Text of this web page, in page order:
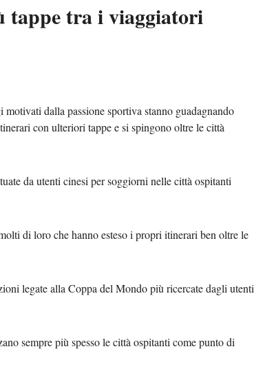
Français
عربي
Deutsch
Қазақ тілі
Bahasa Melayu
tappe tra i viaggiatori
dalla passione sportiva stanno guadagnando
con ulteriori tappe e si spingono oltre le città
da utenti cinesi per soggiorni nelle città ospitanti
di loro che hanno esteso i propri itinerari ben oltre le
legate alla Coppa del Mondo più ricercate dagli utenti
sempre più spesso le città ospitanti come punto di